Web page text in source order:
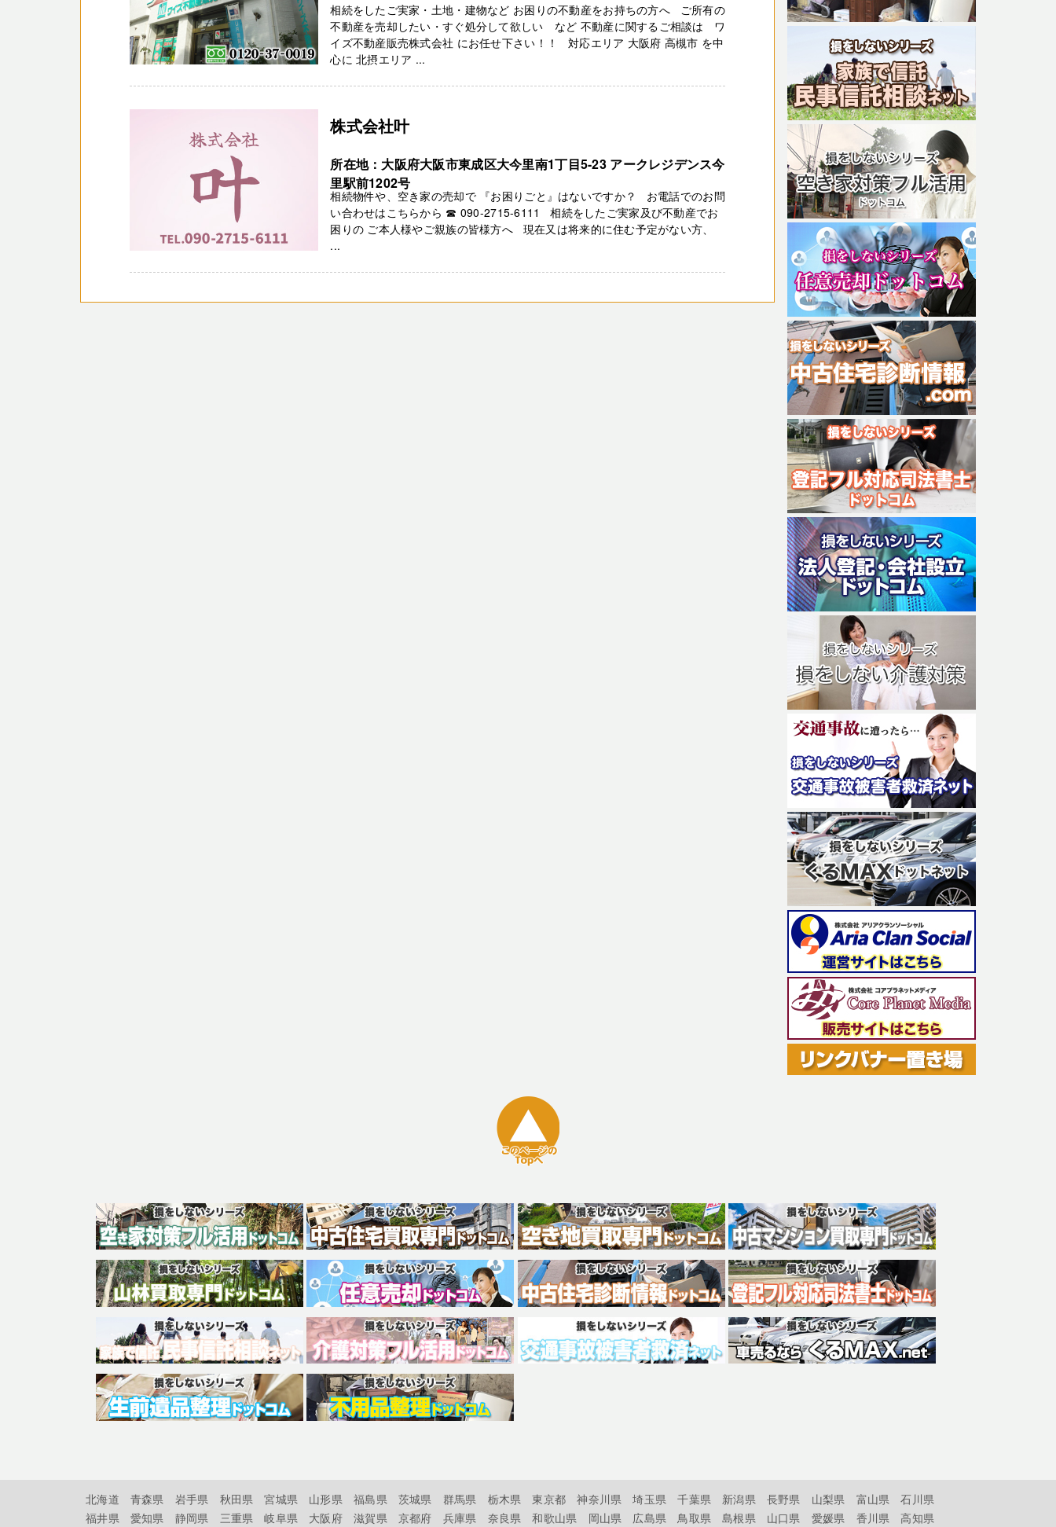
相続をしたご実家・土地・建物など お困りの不動産をお持ちの方へ ご所有の
不動産を売却したい・すぐ処分して欲しい など 不動産に関するご相談は ワ
イズ不動産販売株式会社 にお任せ下さい！！ 対応エリア 大阪府 高槻市 を中
心に 北摂エリア ...
株式会社叶
所在地：大阪府大阪市東成区大今里南1丁目5-23 アークレジデンス今
里駅前1202号
相続物件や、空き家の売却で 『お困りごと』はないですか？ お電話でのお問
い合わせはこちらから ☎ 090-2715-6111 相続をしたご実家及び不動産でお
困りの ご本人様やご親族の皆様方へ 現在又は将来的に住む予定がない方、
...
北海道 青森県 岩手県 秋田県 宮城県 山形県 福島県 茨城県 群馬県 栃木県 東京都 神奈川県 埼玉県 千葉県 新潟県 長野県 山梨県 富山県
石川県
福井県
愛知県 静岡県 三重県 岐阜県 大阪府 滋賀県 京都府 兵庫県 奈良県 和歌山県 岡山県 広島県 鳥取県 島根県 山口県 愛媛県 香川県 高知県